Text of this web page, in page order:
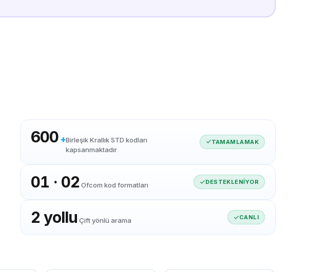
600+Birleşik Krallık STD kodları
kapsanmaktadır
TAMAMLAMAK
01 · 02 Ofcom kod formatları DESTEKLENIYOR
2 yollu Çift yönlü arama CANLI